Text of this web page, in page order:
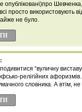
опубліковані)про
просто використовують
не було.
“вуличну
релігійних
словника. А втім,